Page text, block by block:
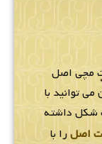
مچی اصل
توانید با
شکل داشته
اصلرا با